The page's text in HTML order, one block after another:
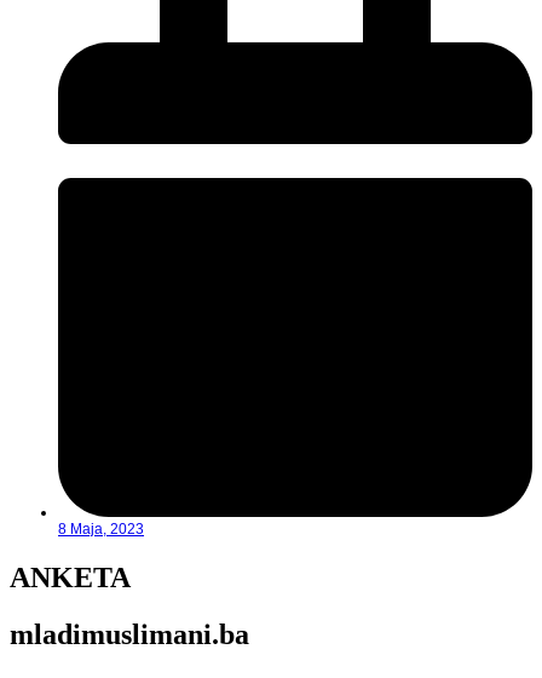
8 Maja, 2023
ANKETA
mladimuslimani.ba